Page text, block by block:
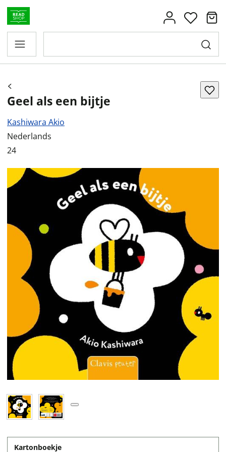
Geel als een bijtje
Kashiwara Akio
Nederlands
24
Kartonboekje